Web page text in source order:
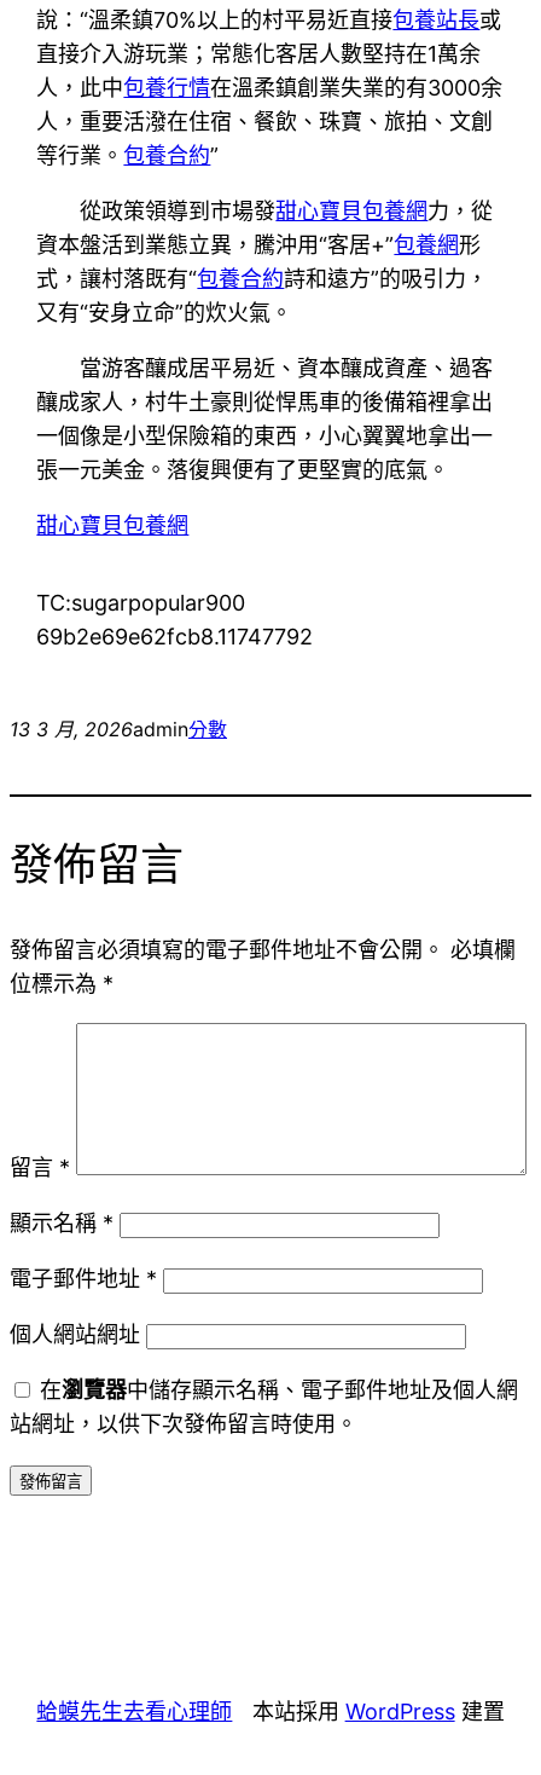
說：“溫柔鎮70%以上的村平易近直接包養站長或
直接介入游玩業；常態化客居人數堅持在1萬余
人，此中包養行情在溫柔鎮創業失業的有3000余
人，重要活潑在住宿、餐飲、珠寶、旅拍、文創
等行業。包養合約”
從政策領導到市場發甜心寶貝包養網力，從
資本盤活到業態立異，騰沖用“客居+”包養網形
式，讓村落既有“包養合約詩和遠方”的吸引力，
又有“安身立命”的炊火氣。
當游客釀成居平易近、資本釀成資產、過客
釀成家人，村牛土豪則從悍馬車的後備箱裡拿出
一個像是小型保險箱的東西，小心翼翼地拿出一
張一元美金。落復興便有了更堅實的底氣。
甜心寶貝包養網
TC:sugarpopular900
69b2e69e62fcb8.11747792
13 3 月, 2026admin分數
發佈留言
發佈留言必須填寫的電子郵件地址不會公開。 必填欄
位標示為 *
留言 *
顯示名稱 *
電子郵件地址 *
個人網站網址
在瀏覽器中儲存顯示名稱、電子郵件地址及個人網
站網址，以供下次發佈留言時使用。
蛤蟆先生去看心理師 本站採用 WordPress建置